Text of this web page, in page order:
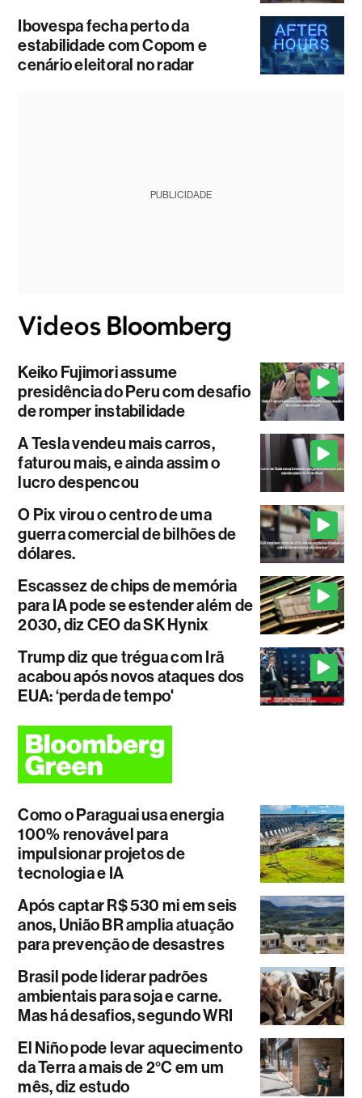
Ibovespa fecha perto da
estabilidade com Copom e
cenário eleitoral no radar
PUBLICIDADE
Keiko Fujimori assume
presidência do Peru com desafio
de romper instabilidade
A Tesla vendeu mais carros,
faturou mais, e ainda assim o
lucro despencou
O Pix virou o centro de uma
guerra comercial de bilhões de
dólares.
Escassez de chips de memória
para IA pode se estender além de
2030, diz CEO da SK Hynix
Trump diz que trégua com Irã
acabou após novos ataques dos
EUA: ‘perda de tempo'
Como o Paraguai usa energia
100% renovável para
impulsionar projetos de
tecnologia e IA
Após captar R$ 530 mi em seis
anos, União BR amplia atuação
para prevenção de desastres
Brasil pode liderar padrões
ambientais para soja e carne.
Mas há desafios, segundo WRI
El Niño pode levar aquecimento
da Terra a mais de 2°C em um
mês, diz estudo